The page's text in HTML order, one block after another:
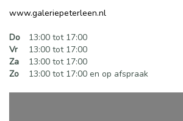
www.galeriepeterleen.nl
Do
13:00 tot 17:00
Vr
13:00 tot 17:00
Za
13:00 tot 17:00
Zo
13:00 tot 17:00 en op afspraak